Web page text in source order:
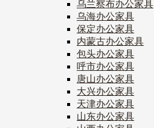
乌兰察布办公家具
乌海办公家具
保定办公家具
内蒙古办公家具
包头办公家具
呼市办公家具
唐山办公家具
大兴办公家具
天津办公家具
山东办公家具